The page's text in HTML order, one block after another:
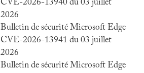
CVE-2026-13940 du 03 juillet
2026
Bulletin de sécurité Microsoft Edge
CVE-2026-13941 du 03 juillet
2026
Bulletin de sécurité Microsoft Edge